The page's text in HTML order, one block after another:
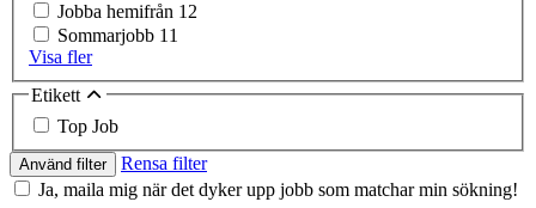
Jobba hemifrån 12
Sommarjobb 11
Visa fler
Etikett
Top Job
Använd filter
Rensa filter
Ja, maila mig när det dyker upp jobb som matchar min sökning!